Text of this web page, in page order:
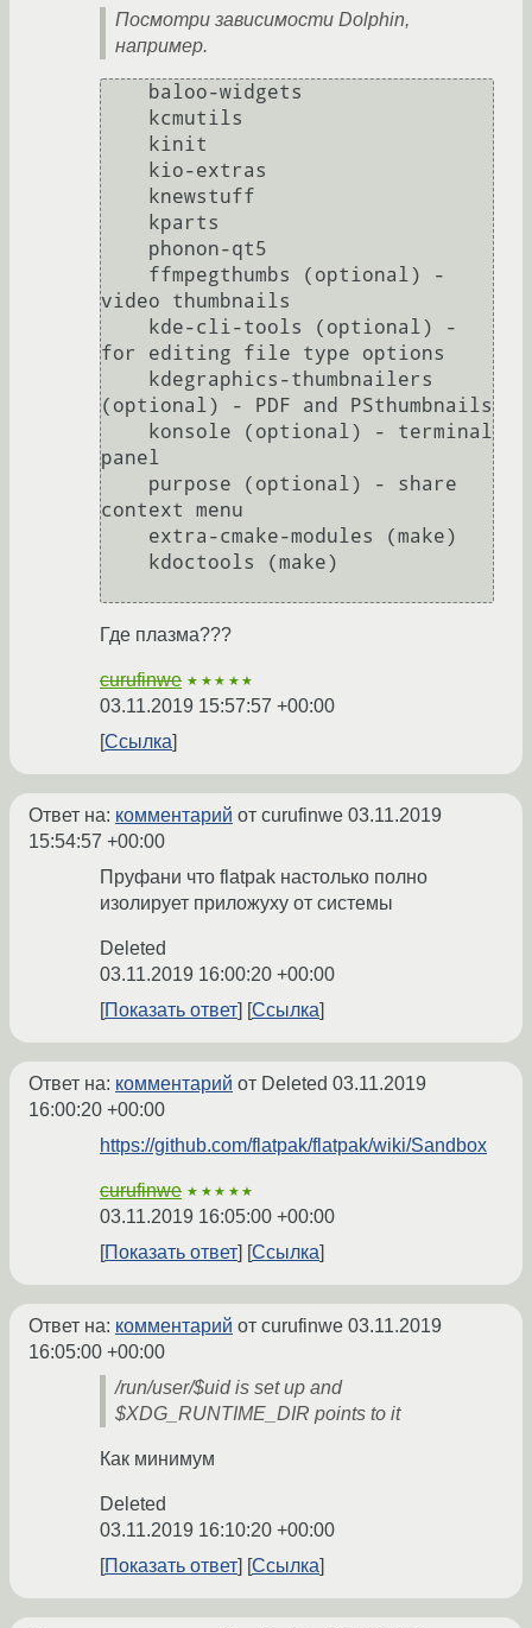
Посмотри зависимости Dolphin,
например.
video thumbnails
for editing file type options
(optional) - PDF and PSthumbnails
panel
context menu
Где плазма???
curufinwe ★★★★★
03.11.2019 15:57:57 +00:00
Ссылка
Ответ на: комментарий от curufinwe 03.11.2019
15:54:57 +00:00
Пруфани что flatpak настолько полно
изолирует приложуху от системы
Deleted
03.11.2019 16:00:20 +00:00
Показать ответ
Ссылка
Ответ на: комментарий от Deleted 03.11.2019
16:00:20 +00:00
https://github.com/flatpak/flatpak/wiki/Sandbox
curufinwe ★★★★★
03.11.2019 16:05:00 +00:00
Показать ответ
Ссылка
Ответ на: комментарий от curufinwe 03.11.2019
16:05:00 +00:00
/run/user/$uid is set up and
$XDG_RUNTIME_DIR points to it
Как минимум
Deleted
03.11.2019 16:10:20 +00:00
Показать ответ
Ссылка